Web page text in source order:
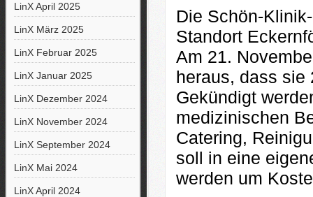
LinX April 2025
LinX März 2025
LinX Februar 2025
LinX Januar 2025
LinX Dezember 2024
LinX November 2024
LinX September 2024
LinX Mai 2024
LinX April 2024
Die Schön-
Standort
Am 21.
heraus, dass sie
Gekündigt
medizinischen
Catering,
soll in eine
werden um